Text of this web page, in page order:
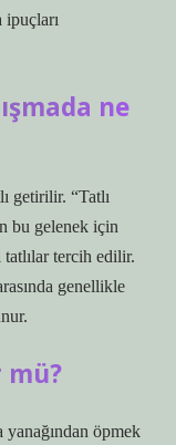
ne
getirilir. “Tatlı
bu gelenek için
tercih edilir.
genellikle
mü?
yanağından öpmek